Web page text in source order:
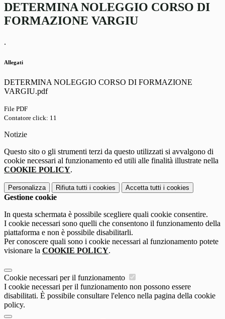
DETERMINA NOLEGGIO CORSO DI
FORMAZIONE VARGIU
.
Allegati
DETERMINA NOLEGGIO CORSO DI FORMAZIONE
VARGIU.pdf
File PDF
Contatore click: 11
Notizie
Questo sito o gli strumenti terzi da questo utilizzati si avvalgono di
cookie necessari al funzionamento ed utili alle finalità illustrate nella
COOKIE POLICY.
Personalizza Rifiuta tutti i cookies Accetta tutti i cookies
Gestione cookie
In questa schermata è possibile scegliere quali cookie consentire.
I cookie necessari sono quelli che consentono il funzionamento della
piattaforma e non è possibile disabilitarli.
Per conoscere quali sono i cookie necessari al funzionamento potete
visionare la COOKIE POLICY.
Cookie necessari per il funzionamento
I cookie necessari per il funzionamento non possono essere
disabilitati. È possibile consultare l'elenco nella pagina della cookie
policy.